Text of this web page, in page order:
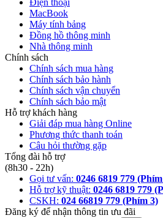
Điện thoại
MacBook
Máy tính bảng
Đồng hồ thông minh
Nhà thông minh
Chính sách
Chính sách mua hàng
Chính sách bảo hành
Chính sách vận chuyển
Chính sách bảo mật
Hỗ trợ khách hàng
Giải đáp mua hàng Online
Phương thức thanh toán
Câu hỏi thường gặp
Tổng đài hỗ trợ
(8h30 - 22h)
Gọi tư vấn: 0246 6819 779
Hỗ trợ kỹ thuật: 0246 6819 779
CSKH: 024 66819 779 (Phím 3)
Đăng ký để nhận thông tin ưu đãi